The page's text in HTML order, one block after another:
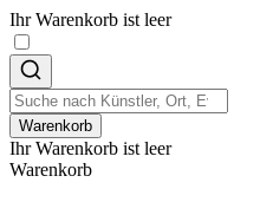
Ihr Warenkorb ist leer
Warenkorb
Ihr Warenkorb ist leer
Warenkorb